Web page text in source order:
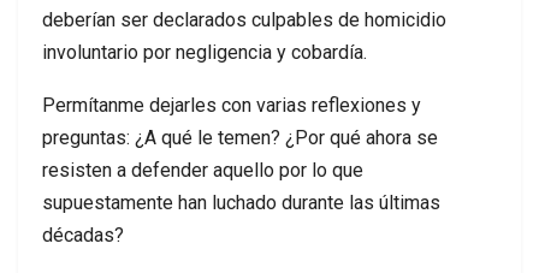
deberían ser declarados culpables de homicidio
involuntario por negligencia y cobardía.
Permítanme dejarles con varias reflexiones y
preguntas: ¿A qué le temen? ¿Por qué ahora se
resisten a defender aquello por lo que
supuestamente han luchado durante las últimas
décadas?